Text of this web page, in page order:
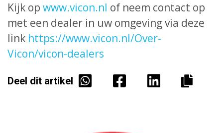
Kijk op www.vicon.nl of neem contact op
met een dealer in uw omgeving via deze
link https://www.vicon.nl/Over-
Vicon/vicon-dealers
Deel dit artikel